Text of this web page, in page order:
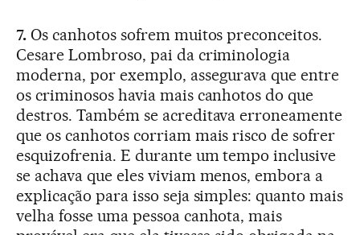
7. Os canhotos sofrem muitos preconceitos.
Cesare Lombroso, pai da criminologia
moderna, por exemplo, assegurava que entre
os criminosos havia mais canhotos do que
destros. Também se acreditava erroneamente
que os canhotos corriam mais risco de sofrer
esquizofrenia. E durante um tempo inclusive
se achava que eles viviam menos, embora a
explicação para isso seja simples: quanto mais
velha fosse uma pessoa canhota, mais